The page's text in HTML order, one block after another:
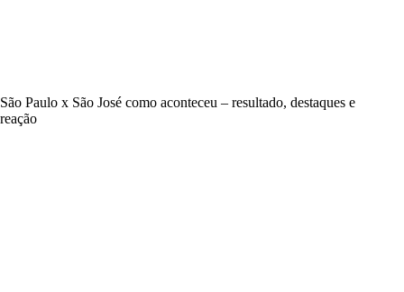
São Paulo x São José como aconteceu – resultado, destaques e
reação